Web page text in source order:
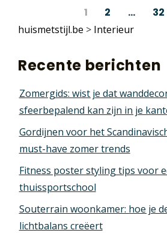
Berichten
paginering
1 2 … 32
huismetstijl.be > Interieur
Recente berichten
Zomergids: wist je dat
sfeerbepalend kan zijn in je
Gordijnen voor het
must-have zomer trends
Fitness poster styling tips voor
thuissportschool
Souterrain woonkamer: hoe je
lichtbalans creëert